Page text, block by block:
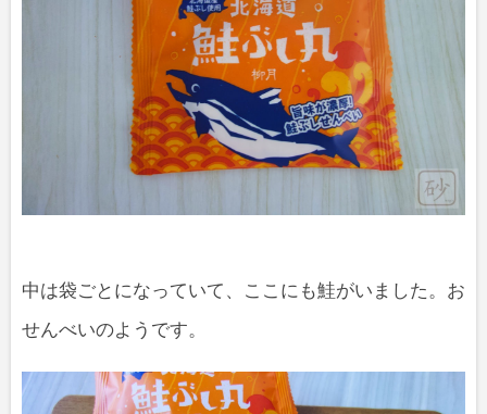
中は袋ごとになっていて、ここにも鮭がいました。お
せんべいのようです。